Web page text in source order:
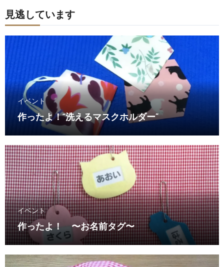
見逃しています
イベント
作ったよ！“洗えるマスクホルダー”
イベント
作ったよ！ 〜お名前タグ〜